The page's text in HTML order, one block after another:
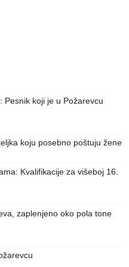
koji je u Požarevcu
koju posebno poštuju žene
Kvalifikacije za višeboj 16.
zaplenjeno oko pola tone